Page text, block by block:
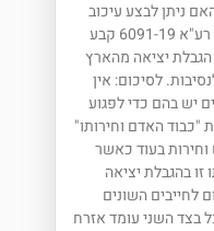
ניתן לבצע עיכוב
יציאה מהארץ לתושב זר? בפרשת רע"א 6091-19 קבע
הגבלת יציאה מהארץ
לסיכום: אין
יש בהם כדי לפגוע
"כבוד האדם וחירותו"
בעוד כאשר
זו בהגבלת יציאה
לחייבים השונים
בצד השני עומד אזרח